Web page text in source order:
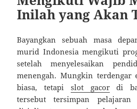
Inilah yang Akan
Bayangkan sebuah masa
murid Indonesia mengikuti
setelah menyelesaikan
menengah. Mungkin terdengar
biasa, tetapi slot gacordi
tersebut tersimpan pelajaran